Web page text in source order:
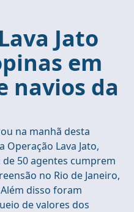
Jato
em
navios da
na manhã desta
Operação Lava Jato,
50 agentes cumprem
no Rio de Janeiro,
disso foram
de valores dos